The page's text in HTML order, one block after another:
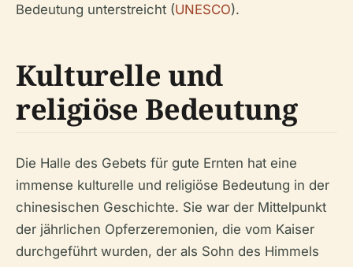
Bedeutung unterstreicht (UNESCO).
Kulturelle und
religiöse Bedeutung
Die Halle des Gebets für gute Ernten hat eine
immense kulturelle und religiöse Bedeutung in der
chinesischen Geschichte. Sie war der Mittelpunkt
der jährlichen Opferzeremonien, die vom Kaiser
durchgeführt wurden, der als Sohn des Himmels